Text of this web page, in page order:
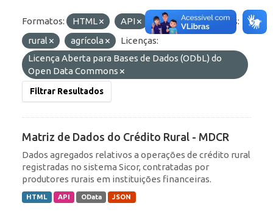
Formatos: HTML API JSON
Etiquetas:
rural
agrícola
Licenças:
Licença Aberta para Bases de Dados (ODbL) do
Open Data Commons
Filtrar Resultados
Matriz de Dados do Crédito Rural - MDCR
Dados agregados relativos a operações de crédito rural
registradas no sistema Sicor, contratadas por
produtores rurais em instituições financeiras.
HTML API OData JSON